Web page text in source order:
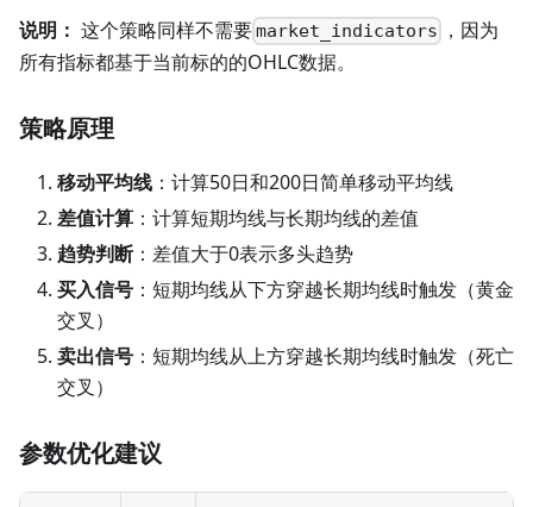
说明： 这个策略同样不需要market_indicators
，因为
所有指标都基于当前标的的OHLC数据。
策略原理
移动平均线 ：计算50日和200日简单移动平均线
差值计算 ：计算短期均线与长期均线的差值
趋势判断：差值大于0表示多头趋势
买入信号 ：短期均线从下方穿越长期均线时触发（黄金
交叉）
卖出信号 ：短期均线从上方穿越长期均线时触发（死亡
交叉）
参数优化建议